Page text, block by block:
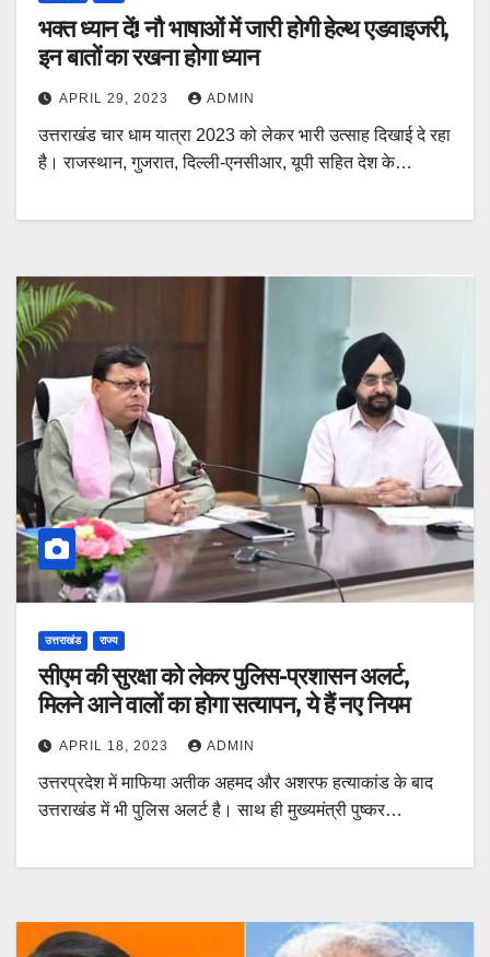
भक्‍त ध्‍यान दें! नौ भाषाओं में जारी होगी हेल्‍थ एडवाइजरी,
इन बातों का रखना होगा ध्‍यान
APRIL 29, 2023 ADMIN
उत्तराखंड चार धाम यात्रा 2023 को लेकर भारी उत्साह दिखाई दे रहा
है। राजस्थान, गुजरात, दिल्ली-एनसीआर, यूपी सहित देश के…
उत्तराखंड राज्य
सीएम की सुरक्षा को लेकर पुलिस-प्रशासन अलर्ट,
मिलने आने वालों का होगा सत्यापन, ये हैं नए नियम
APRIL 18, 2023 ADMIN
उत्तरप्रदेश में माफिया अतीक अहमद और अशरफ हत्याकांड के बाद
उत्तराखंड में भी पुलिस अलर्ट है। साथ ही मुख्यमंत्री पुष्कर…